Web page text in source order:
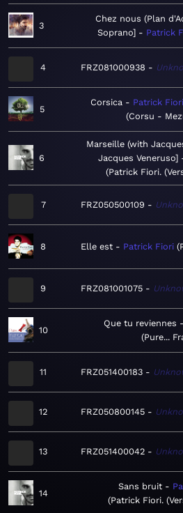
3
Chez nous (Plan
Soprano]
Patrick
4 FRZ081000938
5
Corsica
Patrick
Corsu -
6
Marseille (with
Jacques Veneruso]
Patrick Fiori.
7 FRZ050500109
8 Elle est Patrick Fiori
9 FRZ081001075
10
Que tu reviennes
Pure...
11 FRZ051400183
12 FRZ050800145
13 FRZ051400042
14
Sans bruit
Patrick Fiori.